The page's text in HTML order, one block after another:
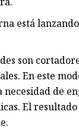
está
son
En este
de
El